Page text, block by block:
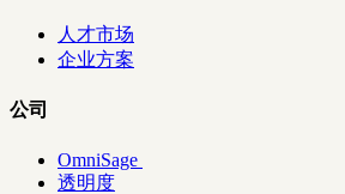
人才市场
企业方案
公司
OmniSage
透明度